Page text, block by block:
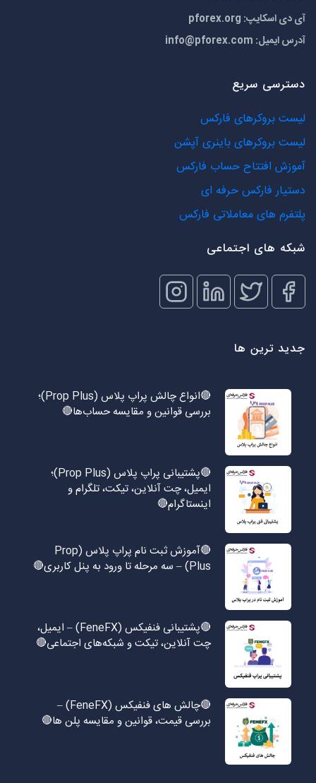
آی دی اسکایپ: pforex.org
آدرس ایمیل: info@pforex.com
دسترسی سریع
لیست بروکرهای فارکس
لیست بروکرهای باینری آپشن
آموزش افتتاح حساب فارکس
دستیار فارکس حرفه ای
پلتفرم های معاملاتی فارکس
شبکه های اجتماعی
جدید ترین ها
🔴انواع چالش پراپ پلاس (Prop Plus)؛
بررسی قوانین و مقایسه حساب‌ها🔴
🔴پشتیبانی پراپ پلاس (Prop Plus)؛
ایمیل، چت آنلاین، تیکت، تلگرام و
اینستاگرام🔴
🔴آموزش ثبت نام پراپ پلاس (Prop
Plus) – سه مرحله تا ورود به پنل کاربری🔴
🔴پشتیبانی فنفیکس (FeneFX) – ایمیل،
چت آنلاین، تیکت و شبکه‌های اجتماعی🔴
🔴چالش های فنفیکس (FeneFX) –
بررسی قیمت، قوانین و مقایسه پلن ها🔴